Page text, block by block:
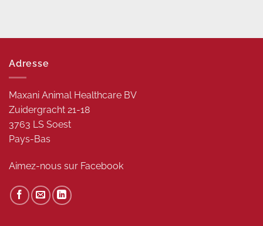
Adresse
Maxani Animal Healthcare BV
Zuidergracht 21-18
3763 LS Soest
Pays-Bas
Aimez-nous sur Facebook